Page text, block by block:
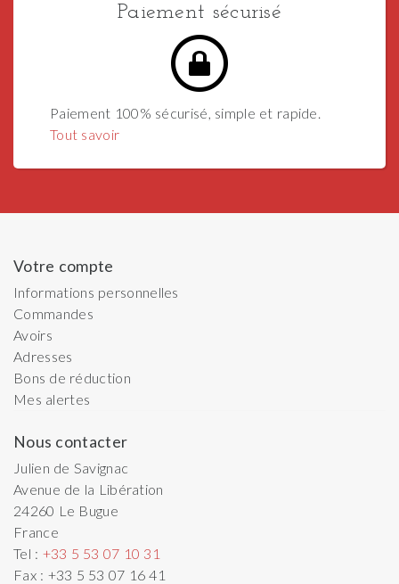
Paiement sécurisé
Paiement 100% sécurisé, simple et rapide.
Tout savoir
Votre compte
Informations personnelles
Commandes
Avoirs
Adresses
Bons de réduction
Mes alertes
Nous contacter
Julien de Savignac
Avenue de la Libération
24260 Le Bugue
France
Tel : +33 5 53 07 10 31
Fax : +33 5 53 07 16 41